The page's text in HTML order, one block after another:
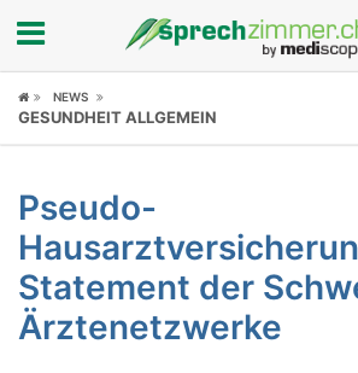
Fokus
Symptome
Untersuchungen
News
NEWS
GESUNDHEIT ALLGEMEIN
Pseudo-
Statement der
Ärztenetzwerke